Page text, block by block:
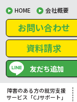
HOME 会社概要
お問い合わせ
資料請求
友だち追加
障害のある方の就労支援
サービス「CJサポート」